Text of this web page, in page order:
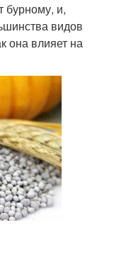
бурному, и,
видов
она влияет на